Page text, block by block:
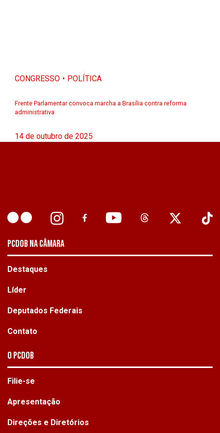
CONGRESSO POLÍTICA
Frente Parlamentar convoca marcha a Brasília contra reforma
administrativa
14 de outubro de 2025
PCDOB NA CÂMARA
Destaques
Líder
Deputados Federais
Contato
O PCdoB
Filie-se
Apresentação
Direções e Diretórios